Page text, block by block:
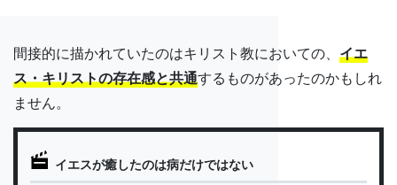
間接的に描かれていたのはキリスト教においての、 イエ
ス・キリストの存在感と共通するものがあったのかもしれ
ません。
イエスが癒したのは病だけではない